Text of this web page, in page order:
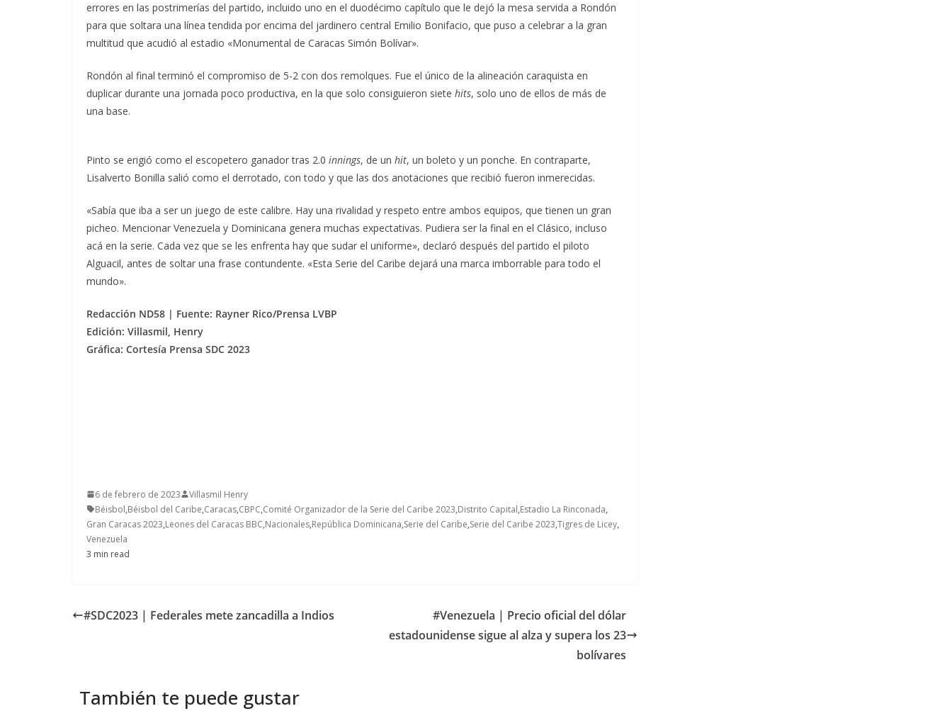
errores en las postrimerías del partido, incluido uno en el duodécimo capítulo que le dejó la mesa servida a Rondón
para que soltara una línea tendida por encima del jardinero central Emilio Bonifacio, que puso a celebrar a la gran
multitud que acudió al estadio «Monumental de Caracas Simón Bolívar».
Rondón al final terminó el compromiso de 5-2 con dos remolques. Fue el único de la alineación caraquista en
duplicar durante una jornada poco productiva, en la que solo consiguieron siete hits, solo uno de ellos de más de
una base.
Pinto se erigió como el escopetero ganador tras 2.0 innings, de un hit, un boleto y un ponche. En contraparte,
Lisalverto Bonilla salió como el derrotado, con todo y que las dos anotaciones que recibió fueron inmerecidas.
«Sabía que iba a ser un juego de este calibre. Hay una rivalidad y respeto entre ambos equipos, que tienen un gran
picheo. Mencionar Venezuela y Dominicana genera muchas expectativas. Pudiera ser la final en el Clásico, incluso
acá en la serie. Cada vez que se les enfrenta hay que sudar el uniforme», declaró después del partido el piloto
Alguacil, antes de soltar una frase contundente. «Esta Serie del Caribe dejará una marca imborrable para todo el
mundo».
Redacción ND58 | Fuente: Rayner Rico/Prensa LVBP
Edición: Villasmil, Henry
Gráfica: Cortesía Prensa SDC 2023
6 de febrero de 2023
Villasmil Henry
Béisbol,Béisbol del Caribe,Caracas,CBPC,Comité Organizador de la Serie del Caribe 2023,Distrito Capital,Estadio La Rinconada,
Gran Caracas 2023,Leones del Caracas BBC,Nacionales,República Dominicana,Serie del Caribe,Serie del Caribe 2023,Tigres de Licey,
Venezuela
3 min read
#SDC2023 | Federales mete zancadilla a Indios
#Venezuela | Precio oficial del dólar
estadounidense sigue al alza y supera los 23
bolívares
También te puede gustar